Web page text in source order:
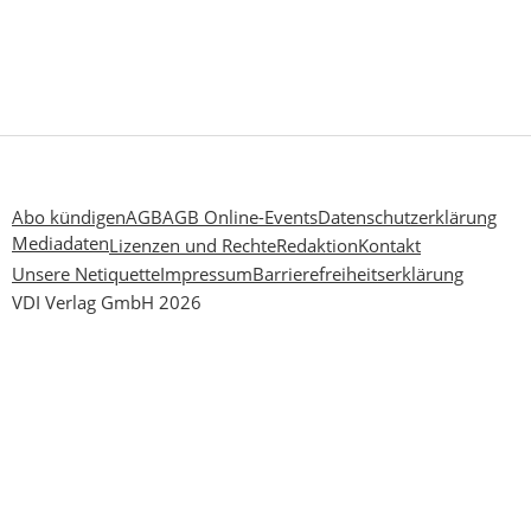
Abo kündigenAGBAGB Online-EventsDatenschutzerklärung
MediadatenLizenzen und RechteRedaktionKontakt
Unsere NetiquetteImpressumBarrierefreiheitserklärung
VDI Verlag GmbH 2026